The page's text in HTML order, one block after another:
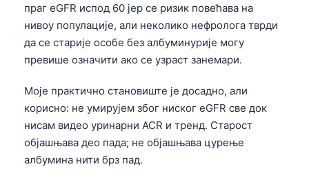
праг eGFR испод 60 јер се ризик повећава на
нивоу популације, али неколико нефролога тврди
да се старије особе без албуминурије могу
превише означити ако се узраст занемари.
Моје практично становиште је досадно, али
корисно: не умирујем због ниског eGFR све док
нисам видео уринарни ACR и тренд. Старост
објашњава део пада; не објашњава цурење
албумина нити брз пад.